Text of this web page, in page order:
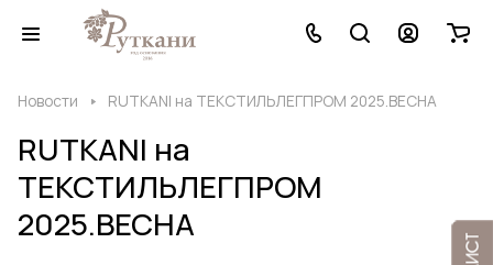
Новости RUTKANI на ТЕКСТИЛЬЛЕГПРОМ 2025.ВЕСНА
RUTKANI на
ТЕКСТИЛЬЛЕГПРОМ
2025.ВЕСНА